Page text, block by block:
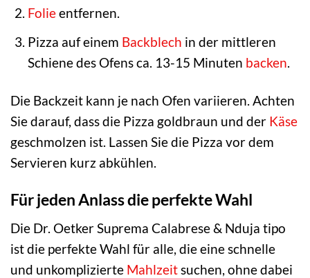
Folieentfernen.
Pizza auf einem Backblech in der mittleren
Schiene des Ofens ca. 13-15 Minuten backen
Die Backzeit kann je nach Ofen variieren. Achten
Sie darauf, dass die Pizza goldbraun und der Käse
geschmolzen ist. Lassen Sie die Pizza vor dem
Servieren kurz abkühlen.
Für jeden Anlass die perfekte Wahl
Die Dr. Oetker Suprema Calabrese & Nduja tipo
ist die perfekte Wahl für alle, die eine schnelle
und unkomplizierte Mahlzeitsuchen, ohne dabei